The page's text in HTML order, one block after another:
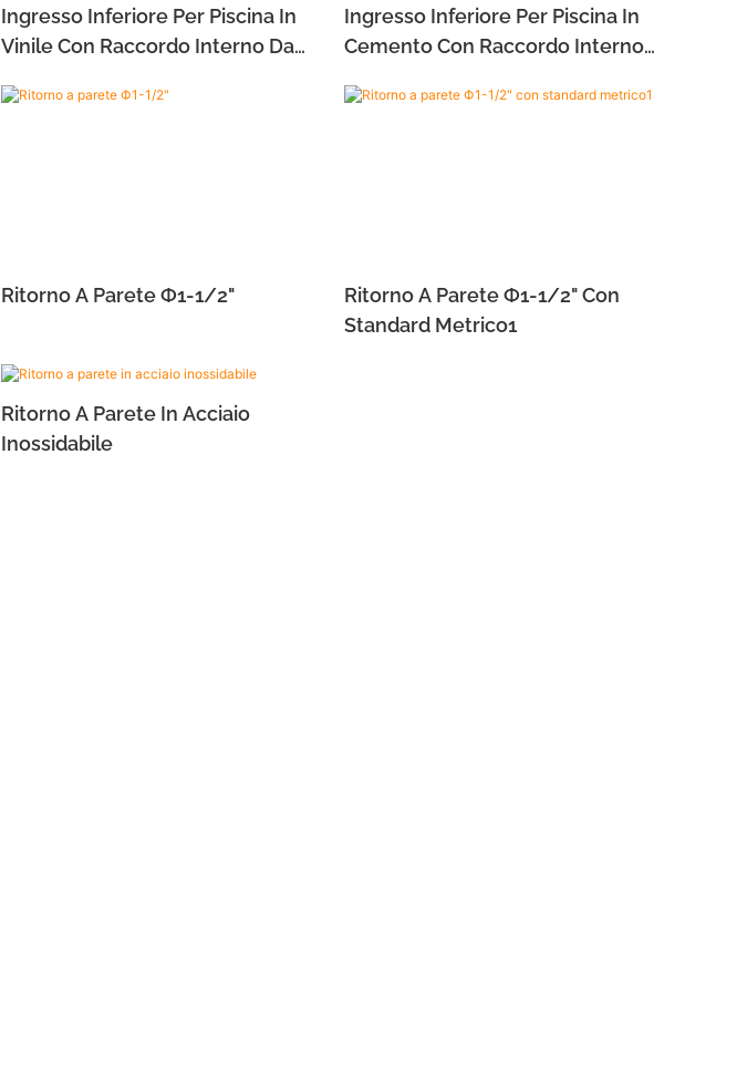
Ingresso Inferiore Per Piscina In
Vinile Con Raccordo Interno Da
Ingresso Inferiore Per Piscina In
Cemento Con Raccordo Interno
2"
Ritorno A Parete Ф1-1/2"
Ritorno A Parete Ф1-1/2" Con
Standard Metrico1
Ritorno A Parete In Acciaio
Inossidabile